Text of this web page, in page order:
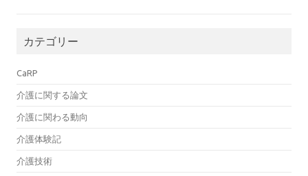
カテゴリー
CaRP
介護に関する論文
介護に関わる動向
介護体験記
介護技術